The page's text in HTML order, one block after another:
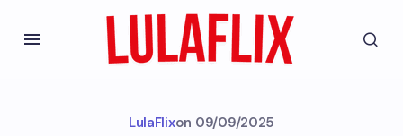
LulaFlixon 09/09/2025